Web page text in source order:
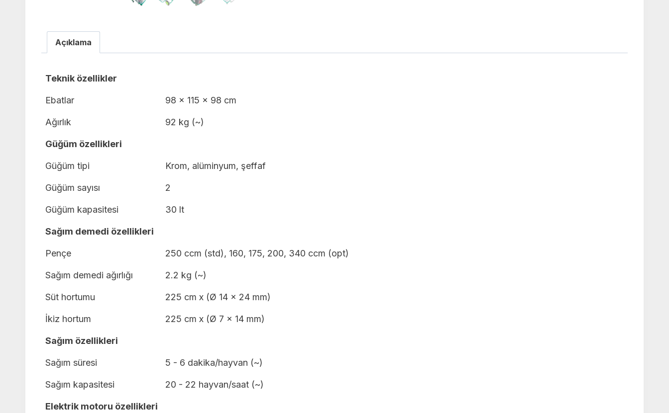
Açıklama
Teknik özellikler
Ebatlar 98 x 115 x 98 cm
Ağırlık 92 kg (~)
Güğüm özellikleri
Güğüm tipi Krom, alüminyum, şeffaf
Güğüm sayısı 2
Güğüm kapasitesi 30 lt
Sağım demedi özellikleri
Pençe 250 ccm (std), 160, 175, 200, 340 ccm (opt)
Sağım demedi ağırlığı 2.2 kg (~)
Süt hortumu 225 cm x (Ø 14 x 24 mm)
İkiz hortum 225 cm x (Ø 7 x 14 mm)
Sağım özellikleri
Sağım süresi 5 - 6 dakika/hayvan (~)
Sağım kapasitesi 20 - 22 hayvan/saat (~)
Elektrik motoru özellikleri